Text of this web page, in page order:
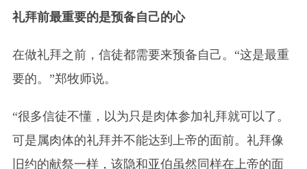
礼拜前最重要的是预备自己的心
在做礼拜之前，信徒都需要来预备自己。“这是最重
要的。”郑牧师说。
“很多信徒不懂，以为只是肉体参加礼拜就可以了。
可是属肉体的礼拜并不能达到上帝的面前。礼拜像
旧约的献祭一样，该隐和亚伯虽然同样在上帝的面